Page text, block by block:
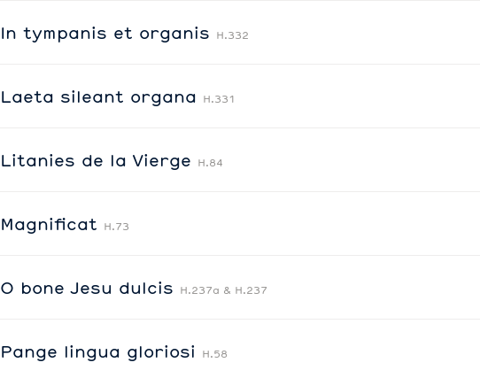
In tympanis et organis H.332
Laeta sileant organa H.331
Litanies de la Vierge H.84
Magnificat H.73
O bone Jesu dulcis H.237a & H.237
Pange lingua gloriosi H.58